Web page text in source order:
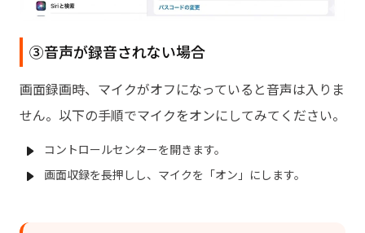
③音声が録音されない場合
画面録画時、マイクがオフになっていると音声は入りま
せん。以下の手順でマイクをオンにしてみてください。
コントロールセンターを開きます。
画面収録を長押しし、マイクを「オン」にします。